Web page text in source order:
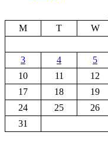
M
T W
3
4 5
10
11 12
17
18 19
24
25 26
31